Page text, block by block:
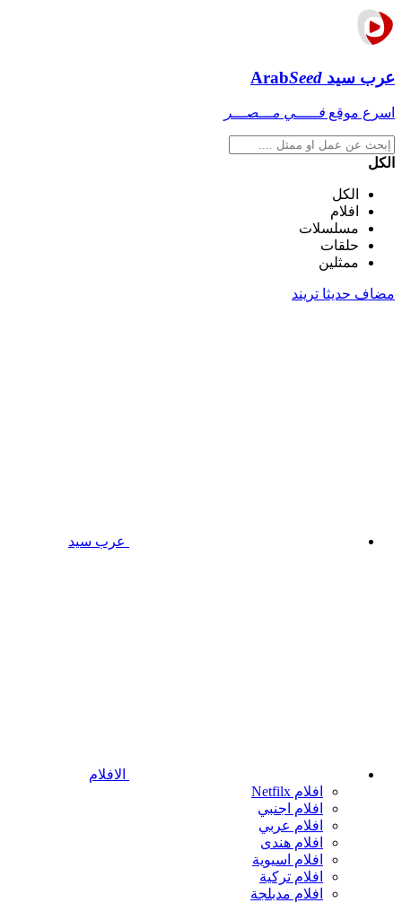
عرب سيد ArabSeed
اسرع موقع فـــــي مـــصـــر
الكل
الكل
افلام
مسلسلات
حلقات
ممثلين
مضاف حديثا تريند
عرب سيد
الافلام
افلام Netfilx
افلام اجنبي
افلام عربي
افلام هندى
افلام اسيوية
افلام تركية
افلام مدبلجة